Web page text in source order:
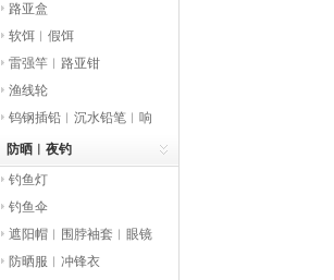
路亚盒
软饵︱假饵
雷强竿︱路亚钳
渔线轮
钨钢插铅︱沉水铅笔︱响
珠防晒︱夜钓
钓鱼灯
钓鱼伞
遮阳帽︱围脖袖套︱眼镜
︱手套
防晒服︱冲锋衣